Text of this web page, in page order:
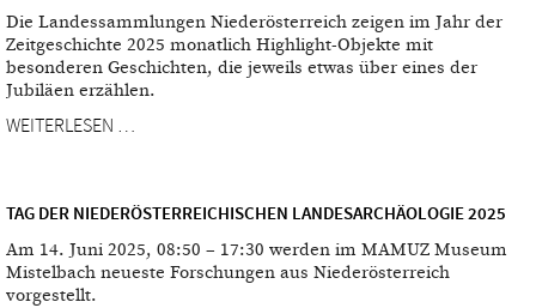
Die Landessammlungen Niederösterreich zeigen im Jahr der
Zeitgeschichte 2025 monatlich Highlight-Objekte mit
besonderen Geschichten, die jeweils etwas über eines der
Jubiläen erzählen.
WEITERLESEN …
TAG DER NIEDERÖSTERREICHISCHEN LANDESARCHÄOLOGIE 2025
Am 14. Juni 2025, 08:50 – 17:30 werden im MAMUZ Museum
Mistelbach neueste Forschungen aus Niederösterreich
vorgestellt.